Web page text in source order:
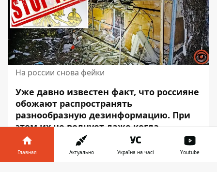
На россии снова фейки
Уже давно известен факт, что россияне
обожают распространять
разнообразную дезинформацию. При
этом их не волнует даже когда
практически ежедневно официальные
источники Украины публикуют прямые
доказательства российских
Главная Актуально Україна на часі Youtube